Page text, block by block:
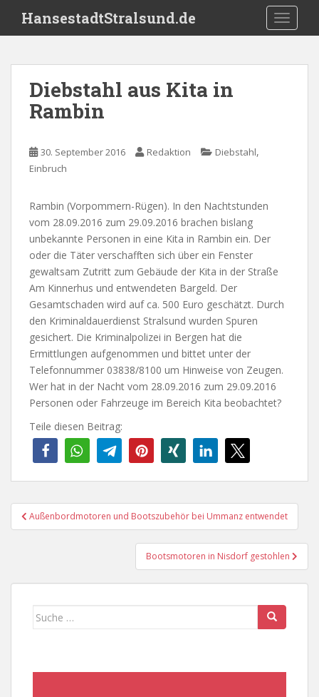
i
HansestadtStralsund.de
Diebstahl aus Kita in
Rambin
30. September 2016 Redaktion Diebstahl,
Einbruch
Rambin (Vorpommern-Rügen). In den Nachtstunden
vom 28.09.2016 zum 29.09.2016 brachen bislang
unbekannte Personen in eine Kita in Rambin ein. Der
oder die Täter verschafften sich über ein Fenster
gewaltsam Zutritt zum Gebäude der Kita in der Straße
Am Kinnerhus und entwendeten Bargeld. Der
Gesamtschaden wird auf ca. 500 Euro geschätzt. Durch
den Kriminaldauerdienst Stralsund wurden Spuren
gesichert. Die Kriminalpolizei in Bergen hat die
Ermittlungen aufgenommen und bittet unter der
Telefonnummer 03838/8100 um Hinweise von Zeugen.
Wer hat in der Nacht vom 28.09.2016 zum 29.09.2016
Personen oder Fahrzeuge im Bereich Kita beobachtet?
Teile diesen Beitrag:
Beitragsnavigation
Außenbordmotoren und Bootszubehör bei Ummanz entwendet
Bootsmotoren in Nisdorf gestohlen
Suche